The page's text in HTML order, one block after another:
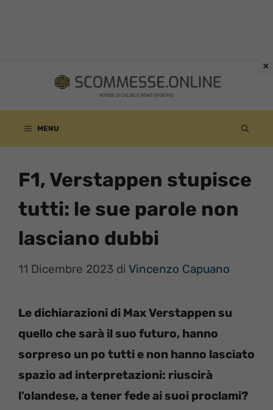
contenuto
MENU
F1, Verstappen stupisce
tutti: le sue parole non
lasciano dubbi
11 Dicembre 2023 di Vincenzo Capuano
Le dichiarazioni di Max Verstappen su
quello che sarà il suo futuro, hanno
sorpreso un po tutti e non hanno lasciato
spazio ad interpretazioni: riuscirà
l’olandese, a tener fede ai suoi proclami?